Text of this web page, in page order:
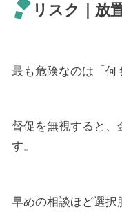
リスク｜放
最も危険なのは「何
督促を無視すると、
す。
早めの相談ほど選択